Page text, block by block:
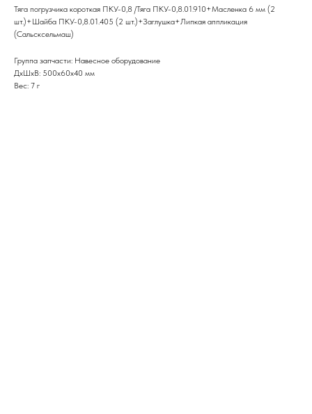
Тяга погрузчика короткая ПКУ-0,8 /Тяга ПКУ-0,8.01.910+Масленка 6 мм (2
шт.)+Шайба ПКУ-0,8.01.405 (2 шт.)+Заглушка+Липкая аппликация
(Сальсксельмаш)
Группа запчасти: Навесное оборудование
ДxШxВ: 500x60x40 мм
Вес: 7 г